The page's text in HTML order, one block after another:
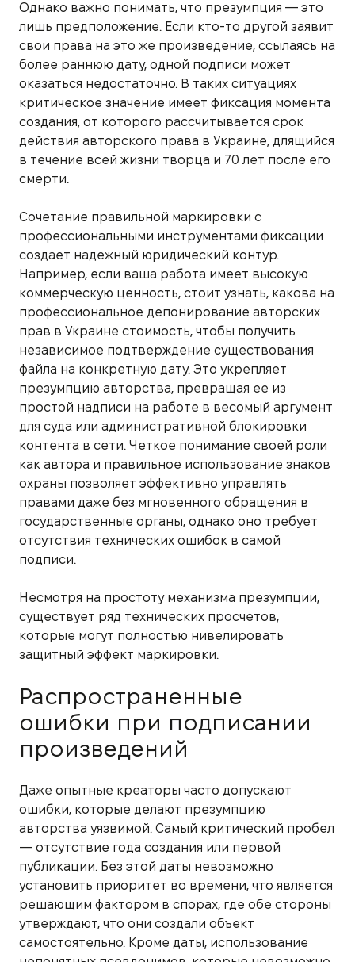
Однако важно понимать, что презумпция — это
лишь предположение. Если кто-то другой заявит
свои права на это же произведение, ссылаясь на
более раннюю дату, одной подписи может
оказаться недостаточно. В таких ситуациях
критическое значение имеет фиксация момента
создания, от которого рассчитывается срок
действия авторского права в Украине, длящийся
в течение всей жизни творца и 70 лет после его
смерти.
Сочетание правильной маркировки с
профессиональными инструментами фиксации
создает надежный юридический контур.
Например, если ваша работа имеет высокую
коммерческую ценность, стоит узнать, какова на
профессиональное депонирование авторских
прав в Украине стоимость, чтобы получить
независимое подтверждение существования
файла на конкретную дату. Это укрепляет
презумпцию авторства, превращая ее из
простой надписи на работе в весомый аргумент
для суда или административной блокировки
контента в сети. Четкое понимание своей роли
как автора и правильное использование знаков
охраны позволяет эффективно управлять
правами даже без мгновенного обращения в
государственные органы, однако оно требует
отсутствия технических ошибок в самой
подписи.
Несмотря на простоту механизма презумпции,
существует ряд технических просчетов,
которые могут полностью нивелировать
защитный эффект маркировки.
Распространенные
ошибки при подписании
произведений
Даже опытные креаторы часто допускают
ошибки, которые делают презумпцию
авторства уязвимой. Самый критический пробел
— отсутствие года создания или первой
публикации. Без этой даты невозможно
установить приоритет во времени, что является
решающим фактором в спорах, где обе стороны
утверждают, что они создали объект
самостоятельно. Кроме даты, использование